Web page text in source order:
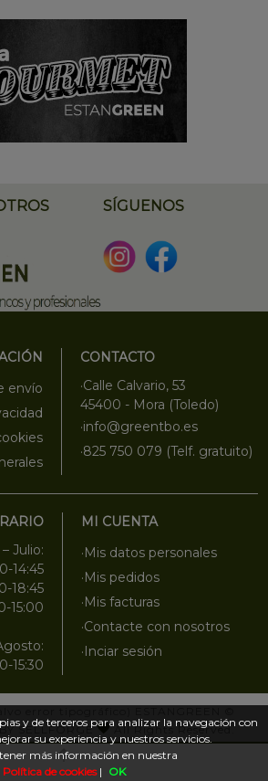
SÍGUENOS
envío
CONTACTO
·Calle Calvario, 53
45400 - Mora (Toledo)
·info@greentbo.es
·825 750 079 (Telf. gratuito)
Julio:
14:45
18:45
15:00
15:30
MI CUENTA
·Mis datos personales
·Mis pedidos
·Mis facturas
·Contacte con nosotros
·Inciar sesión
SELLFORGE All Rights Reserved.
y de terceros para analizar la navegación con
su experiencia y nuestros servicios.
más información en nuestra
Política de cookies| OK